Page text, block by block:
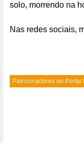
solo, morrendo na
Nas redes sociais,
Patrocinadores do Portal